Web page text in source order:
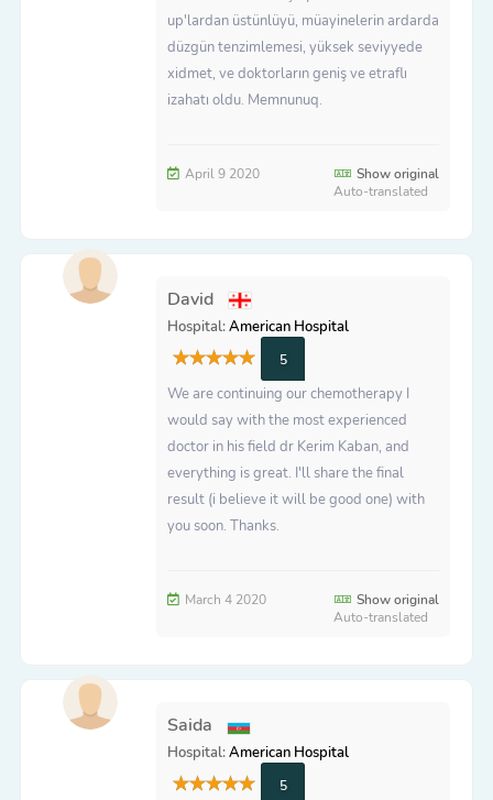
up'lardan üstünlüyü, müayinelerin ardarda
düzgün tenzimlemesi, yüksek seviyyede
xidmet, ve doktorların geniş ve etraflı
izahatı oldu. Memnunuq.
April 9 2020
Show original
Auto-translated
David
Hospital:American Hospital
5
We are continuing our chemotherapy I
would say with the most experienced
doctor in his field dr Kerim Kaban, and
everything is great. I'll share the final
result (i believe it will be good one) with
you soon. Thanks.
March 4 2020
Show original
Auto-translated
Saida
Hospital:American Hospital
5